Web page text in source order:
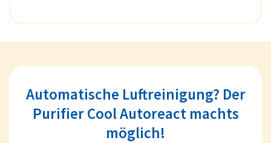
Automatische Luftreinigung? Der
Purifier Cool Autoreact machts
möglich!